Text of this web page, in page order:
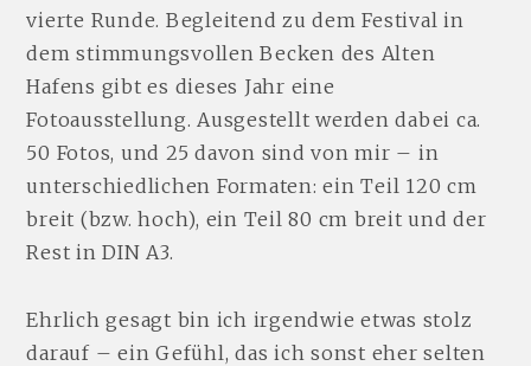
vierte Runde. Begleitend zu dem Festival in
dem stimmungsvollen Becken des Alten
Hafens gibt es dieses Jahr eine
Fotoausstellung. Ausgestellt werden dabei ca.
50 Fotos, und 25 davon sind von mir – in
unterschiedlichen Formaten: ein Teil 120 cm
breit (bzw. hoch), ein Teil 80 cm breit und der
Rest in DIN A3.
Ehrlich gesagt bin ich irgendwie etwas stolz
darauf – ein Gefühl, das ich sonst eher selten